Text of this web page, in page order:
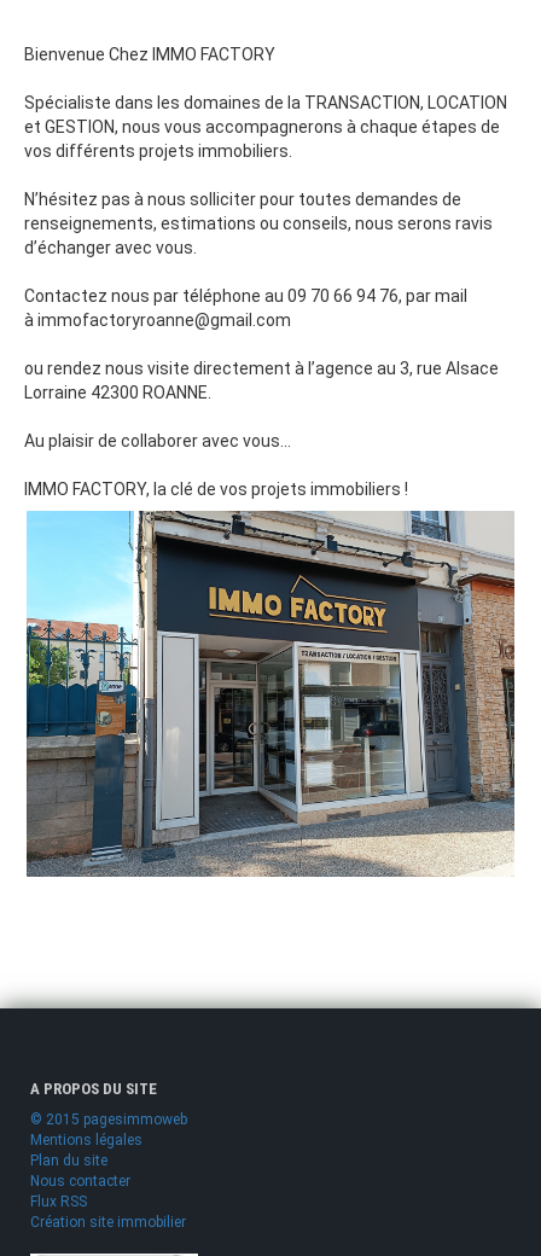
Bienvenue Chez IMMO FACTORY
Spécialiste dans les domaines de la TRANSACTION, LOCATION
et GESTION, nous vous accompagnerons à chaque étapes de
vos différents projets immobiliers.
N’hésitez pas à nous solliciter pour toutes demandes de
renseignements, estimations ou conseils, nous serons ravis
d’échanger avec vous.
Contactez nous par téléphone au 09 70 66 94 76, par mail
à immofactoryroanne@gmail.com
ou rendez nous visite directement à l’agence au 3, rue Alsace
Lorraine 42300 ROANNE.
Au plaisir de collaborer avec vous…
IMMO FACTORY, la clé de vos projets immobiliers !
A PROPOS DU SITE
© 2015 pagesimmoweb
Mentions légales
Plan du site
Nous contacter
Flux RSS
Création site immobilier